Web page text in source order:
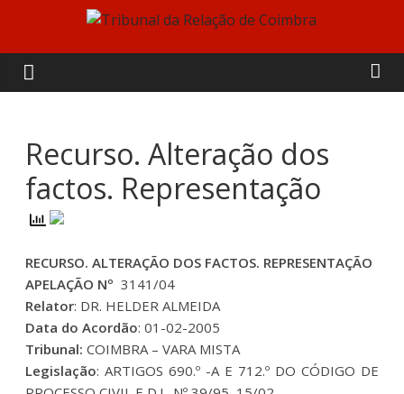
content
Tribunal
da
Relação
de
Coimbra
Recurso. Alteração dos
factos. Representação
RECURSO. ALTERAÇÃO DOS FACTOS. REPRESENTAÇÃO
APELAÇÃO Nº 3141/04
Relator: DR. HELDER ALMEIDA
Data do Acordão: 01-02-2005
Tribunal: COIMBRA – VARA MISTA
Legislação: ARTIGOS 690.º -A E 712.º DO CÓDIGO DE